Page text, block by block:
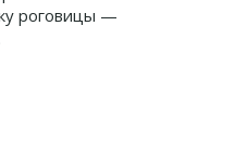
роговицы —